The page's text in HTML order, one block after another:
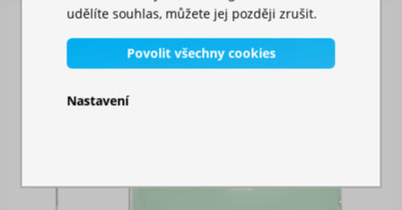
udělíte souhlas, můžete jej později zrušit.
Povolit všechny cookies
Nastavení